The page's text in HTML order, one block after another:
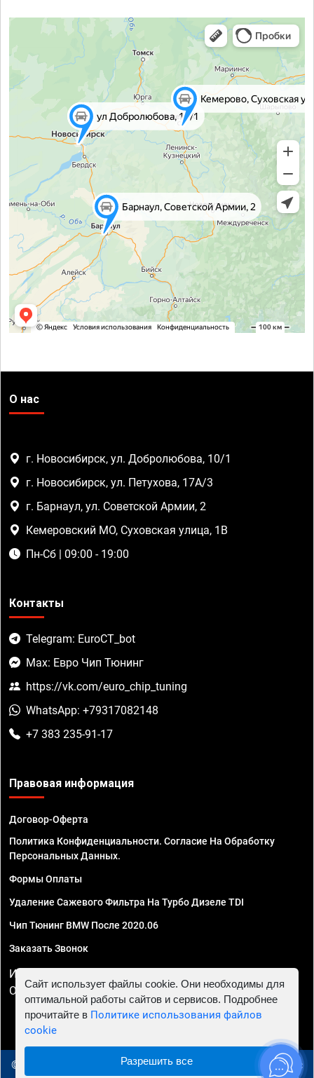
О нас
г. Новосибирск, ул. Добролюбова, 10/1
г. Новосибирск, ул. Петухова, 17А/3
г. Барнаул, ул. Советской Армии, 2
Кемеровский МО, Суховская улица, 1В
Пн-Сб | 09:00 - 19:00
Контакты
Telegram: EuroCT_bot
Max: Евро Чип Тюнинг
https://vk.com/euro_chip_tuning
WhatsApp: +79317082148
+7 383 235-91-17
Правовая информация
Договор-Оферта
Политика Конфиденциальности. Согласие На Обработку
Персональных Данных.
Формы Оплаты
Удаление Сажевого Фильтра На Турбо Дизеле TDI
Чип Тюнинг BMW После 2020.06
Заказать Звонок
ИП Смирнов Георгий Павлович. ИНН 781302555843,
ОГРНИП 324470400032610
© 2010 - 2026 Чип тюнинг в Новосибирске - Автосервис
Сайт использует файлы cookie. Они необходимы для
оптимальной работы сайтов и сервисов. Подробнее
прочитайте в Политике использования файлов
cookie
Разрешить все